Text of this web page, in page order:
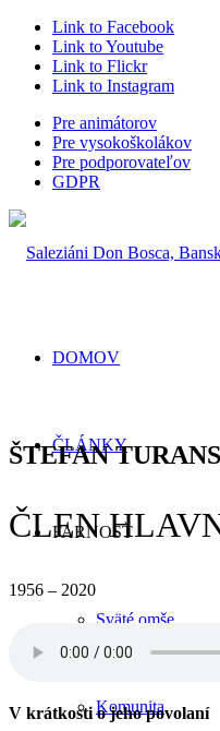
Link to Facebook
Link to Youtube
Link to Flickr
Link to Instagram
Pre animátorov
Pre vysokoškolákov
Pre podporovateľov
GDPR
DOMOV
ČLÁNKY
FARNOSŤ
Sväté omše
Komunita
ŠTEFAN
ČLEN
1956 – 2020
V krátkosti o jeho povolaní